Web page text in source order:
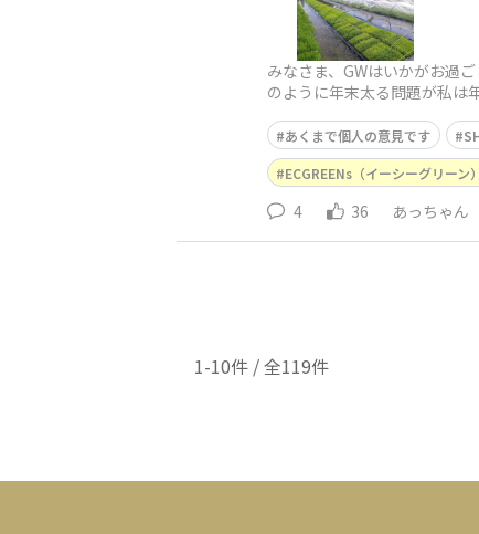
みなさま、GWはいかがお過
のように年末太る問題が私は
あくまで個人の意見です
ECGREENs（イーシーグリーン）
4 36 あっちゃん
1-10件 / 全119件